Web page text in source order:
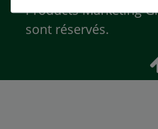
Products Marketing
sont réservés.